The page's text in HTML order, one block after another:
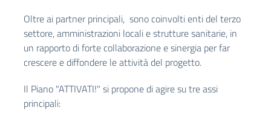
Oltre ai partner principali, sono coinvolti enti del terzo
settore, amministrazioni locali e strutture sanitarie, in
un rapporto di forte collaborazione e sinergia per far
crescere e diffondere le attività del progetto.
Il Piano "ATTIVATI!" si propone di agire su tre assi
principali: